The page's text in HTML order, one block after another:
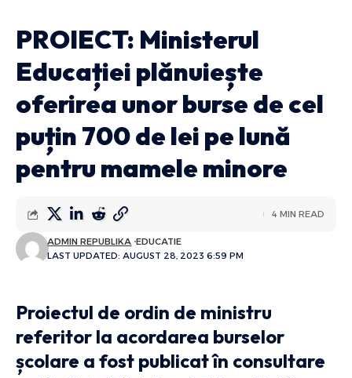
PROIECT: Ministerul
Educației plănuiește
oferirea unor burse de cel
puțin 700 de lei pe lună
pentru mamele minore
LAST UPDATED: AUGUST 28, 2023 6:59 PM
ADMIN REPUBLIKA EDUCATIE
4 MIN READ
Proiectul de ordin de ministru
referitor la acordarea burselor
școlare a fost publicat în consultare